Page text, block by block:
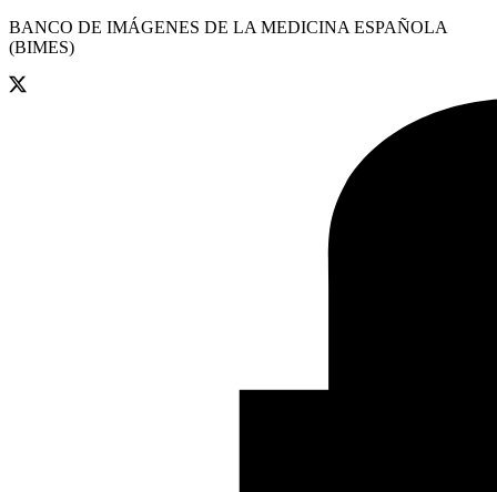
BANCO DE IMÁGENES DE LA MEDICINA ESPAÑOLA
(BIMES)